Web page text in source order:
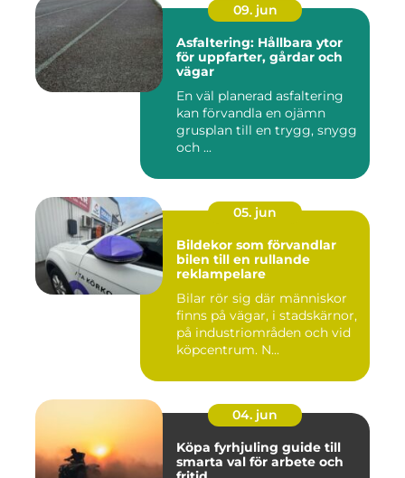
09. jun
Asfaltering: Hållbara ytor
för uppfarter, gårdar och
vägar
En väl planerad asfaltering
kan förvandla en ojämn
grusplan till en trygg, snygg
och ...
05. jun
Bildekor som förvandlar
bilen till en rullande
reklampelare
Bilar rör sig där människor
finns på vägar, i stadskärnor,
på industriområden och vid
köpcentrum. N...
04. jun
Köpa fyrhjuling guide till
smarta val för arbete och